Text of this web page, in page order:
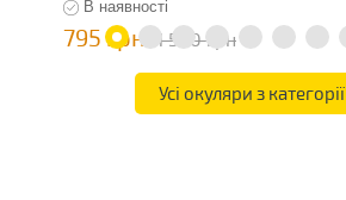
В наявності
795 грн 1 590 грн
Усі окуляри з категорії